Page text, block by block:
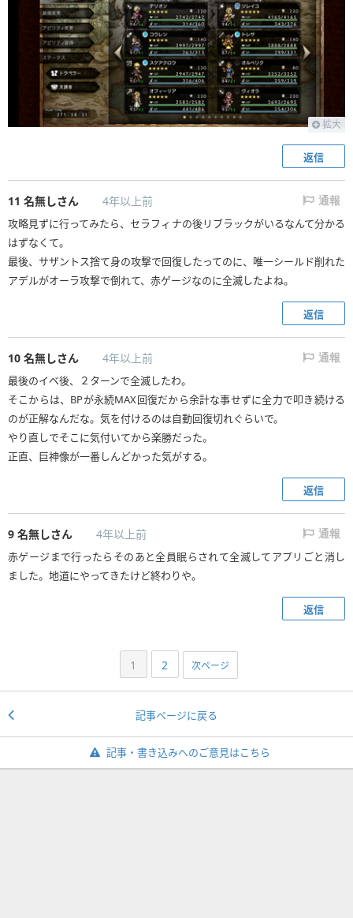
拡大
返信
11 名無しさん 4年以上前 通報
攻略見ずに行ってみたら、セラフィナの後リブラックがいるなんて分かる
はずなくて。
最後、サザントス捨て身の攻撃で回復したってのに、唯一シールド削れた
アデルがオーラ攻撃で倒れて、赤ゲージなのに全滅したよね。
返信
10 名無しさん 4年以上前 通報
最後のイベ後、２ターンで全滅したわ。
そこからは、BPが永続MAX回復だから余計な事せずに全力で叩き続ける
のが正解なんだな。気を付けるのは自動回復切れぐらいで。
やり直しでそこに気付いてから楽勝だった。
正直、巨神像が一番しんどかった気がする。
返信
9 名無しさん 4年以上前 通報
赤ゲージまで行ったらそのあと全員眠らされて全滅してアプリごと消し
ました。地道にやってきたけど終わりや。
返信
1 2 次ページ
記事ページに戻る
記事・書き込みへのご意見はこちら